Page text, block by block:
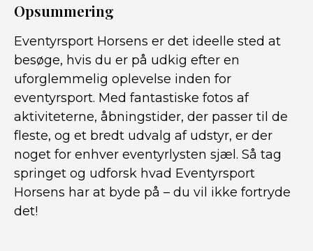
Opsummering
Eventyrsport Horsens er det ideelle sted at
besøge, hvis du er på udkig efter en
uforglemmelig oplevelse inden for
eventyrsport. Med fantastiske fotos af
aktiviteterne, åbningstider, der passer til de
fleste, og et bredt udvalg af udstyr, er der
noget for enhver eventyrlysten sjæl. Så tag
springet og udforsk hvad Eventyrsport
Horsens har at byde på – du vil ikke fortryde
det!